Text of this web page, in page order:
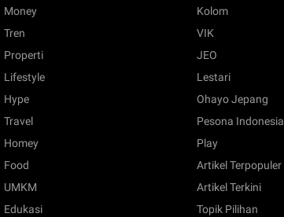
Money
Tren
Properti
Lifestyle
Hype
Travel
Homey
Food
UMKM
Edukasi
Kolom
VIK
JEO
Lestari
Ohayo Jepang
Pesona Indonesia
Play
Artikel Terpopuler
Artikel Terkini
Topik Pilihan